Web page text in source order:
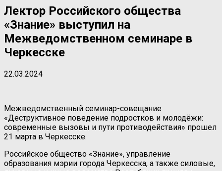
Лектор Российского общества
«Знание» выступил на
Межведомственном семинаре в
Черкесске
22.03.2024
Межведомственный семинар-совещание
«Деструктивное поведение подростков и молодёжи:
современные вызовы и пути противодействия» прошел
21 марта в Черкесске.
Российское общество «Знание», управление
образования мэрии города Черкесска, а также силовые,